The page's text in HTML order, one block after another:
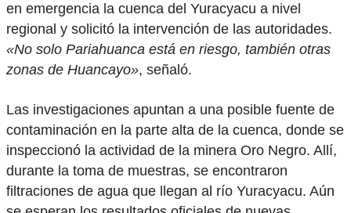
en emergencia la cuenca del Yuracyacu a nivel
regional y solicitó la intervención de las autoridades.
«No solo Pariahuanca está en riesgo, también otras
zonas de Huancayo», señaló.
Las investigaciones apuntan a una posible fuente de
contaminación en la parte alta de la cuenca, donde se
inspeccionó la actividad de la minera Oro Negro. Allí,
durante la toma de muestras, se encontraron
filtraciones de agua que llegan al río Yuracyacu. Aún